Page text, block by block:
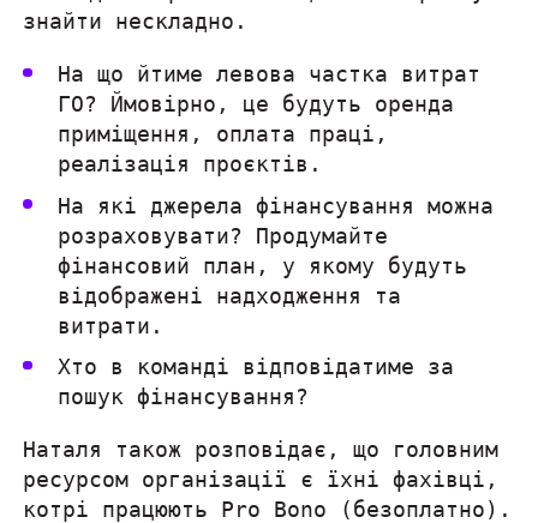
знайти нескладно.
На що йтиме левова частка витрат
ГО? Ймовірно, це будуть оренда
приміщення, оплата праці,
реалізація проєктів.
На які джерела фінансування можна
розраховувати? Продумайте
фінансовий план, у якому будуть
відображені надходження та
витрати.
Хто в команді відповідатиме за
пошук фінансування?
Наталя також розповідає, що головним
ресурсом організації є їхні фахівці,
котрі працюють Pro Bono (безоплатно).